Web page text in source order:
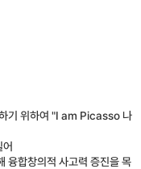
기 위하여 "I am Picasso 나
융합창의적 사고력 증진을 목